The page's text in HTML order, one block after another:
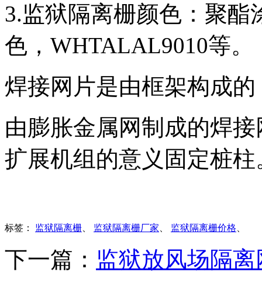
3.监狱隔离栅颜色：聚酯
色，WHTALAL9010等。
焊接网片是由框架构成
由膨胀金属网制成的焊
扩展机组的意义固定桩柱
标签： 监狱隔离栅、 监狱隔离栅厂家、 监狱隔离栅价格、
下一篇： 监狱放风场隔离